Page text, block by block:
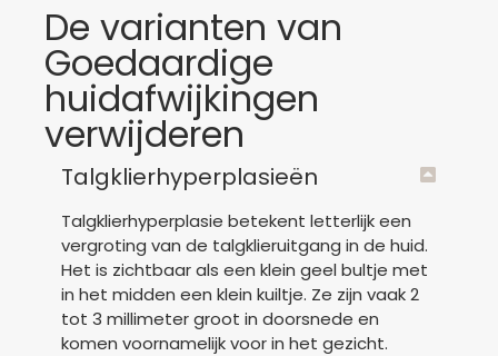
De varianten van
Goedaardige
huidafwijkingen
verwijderen
Talgklierhyperplasieën
Talgklierhyperplasie betekent letterlijk een
vergroting van de talgklieruitgang in de huid.
Het is zichtbaar als een klein geel bultje met
in het midden een klein kuiltje. Ze zijn vaak 2
tot 3 millimeter groot in doorsnede en
komen voornamelijk voor in het gezicht.